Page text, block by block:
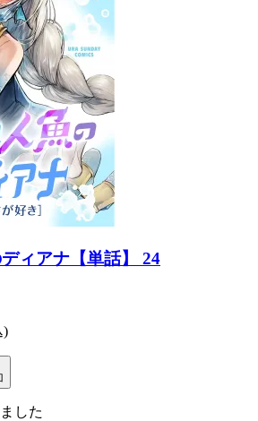
ィアナ【単話】 24
)
した